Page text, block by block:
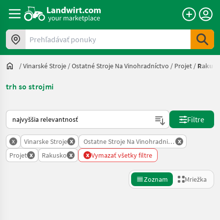
Prehľadávať ponuky
/Vinarské Stroje /Ostatné Stroje Na Vinohradníctvo / Projet /
trh so strojmi
Takto sa vykonáva triedenie na Landwirt.com
Filtre
x Vinarske Stroje x Ostatne Stroje Na Vinohradnictvo
x
Projet x Rakusko x x Vymazať všetky filtre
Zoznam Mriežka